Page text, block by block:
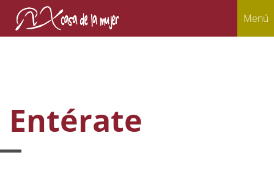
Menú
Entérate